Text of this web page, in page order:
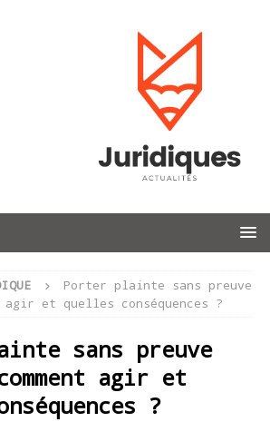
Porter plainte sans preuve
et quelles conséquences ?
sans preuve
agir et
?